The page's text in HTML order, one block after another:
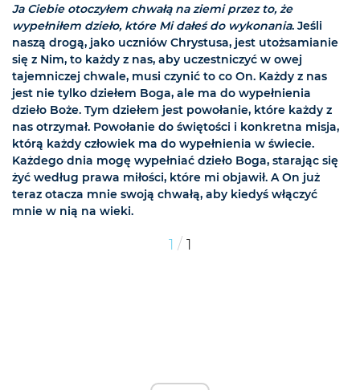
Ja Ciebie otoczyłem chwałą na ziemi przez to, że
wypełniłem dzieło, które Mi dałeś do wykonania. Jeśli
naszą drogą, jako uczniów Chrystusa, jest utożsamianie
się z Nim, to każdy z nas, aby uczestniczyć w owej
tajemniczej chwale, musi czynić to co On. Każdy z nas
jest nie tylko dziełem Boga, ale ma do wypełnienia
dzieło Boże. Tym dziełem jest powołanie, które każdy z
nas otrzymał. Powołanie do świętości i konkretna misja,
którą każdy człowiek ma do wypełnienia w świecie.
Każdego dnia mogę wypełniać dzieło Boga, starając się
żyć według prawa miłości, które mi objawił. A On już
teraz otacza mnie swoją chwałą, aby kiedyś włączyć
mnie w nią na wieki.
1 / 1